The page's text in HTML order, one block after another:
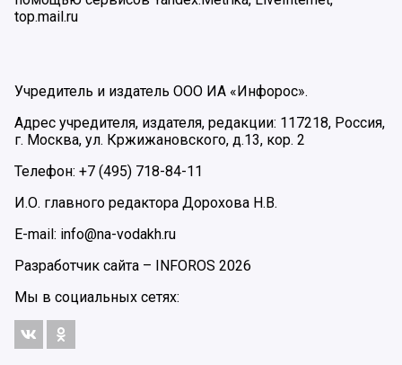
top.mail.ru
Учредитель и издатель ООО ИА «Инфорос».
Адрес учредителя, издателя, редакции: 117218, Россия,
г. Москва, ул. Кржижановского, д.13, кор. 2
Телефон: +7 (495) 718-84-11
И.О. главного редактора Дорохова Н.В.
E-mail: info@na-vodakh.ru
Разработчик сайта – INFOROS 2026
Мы в социальных сетях: